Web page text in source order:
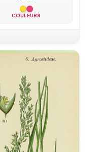
COULEURS